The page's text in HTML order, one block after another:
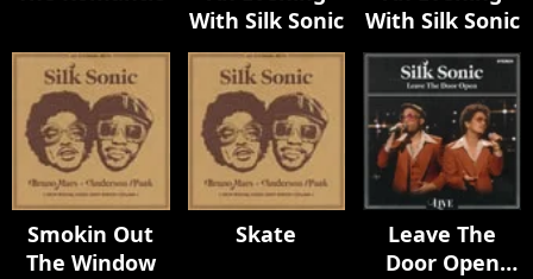
With Silk Sonic
With Silk Sonic
Smokin Out
The Window
Skate
Leave The
Door Open